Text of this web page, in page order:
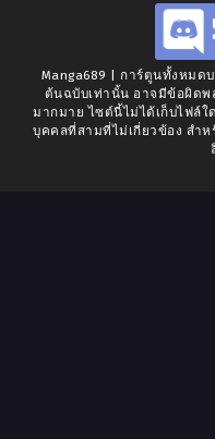
Manga689 | การ์ตูนทั้งหมด
ต้นฉบับเท่านั้น อาจมีข้อผิดพ
มากมาย ไซต์นี้ไม่ได้เก็บไฟล์ใ
บุคคลที่สามที่ไม่เกี่ยวข้อง สำห